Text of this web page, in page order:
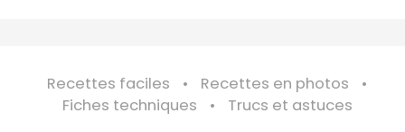
Recettes faciles
Recettes en photos
Fiches techniques
Trucs et astuces